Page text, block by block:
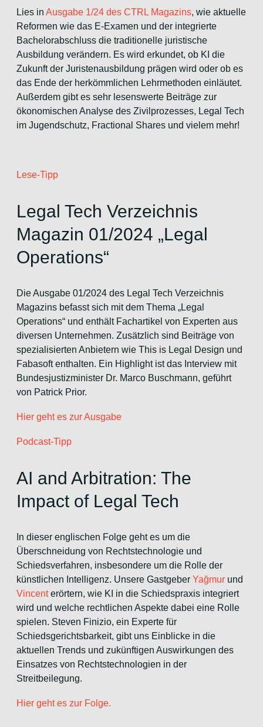
Lies in Ausgabe 1/24 des CTRL Magazins, wie aktuelle
Reformen wie das E-Examen und der integrierte
Bachelorabschluss die traditionelle juristische
Ausbildung verändern. Es wird erkundet, ob KI die
Zukunft der Juristenausbildung prägen wird oder ob es
das Ende der herkömmlichen Lehrmethoden einläutet.
Außerdem gibt es sehr lesenswerte Beiträge zur
ökonomischen Analyse des Zivilprozesses, Legal Tech
im Jugendschutz, Fractional Shares und vielem mehr!
Lese-Tipp
Legal Tech Verzeichnis
Magazin 01/2024 „Legal
Operations“
Die Ausgabe 01/2024 des Legal Tech Verzeichnis
Magazins befasst sich mit dem Thema „Legal
Operations“ und enthält Fachartikel von Experten aus
diversen Unternehmen. Zusätzlich sind Beiträge von
spezialisierten Anbietern wie This is Legal Design und
Fabasoft enthalten. Ein Highlight ist das Interview mit
Bundesjustizminister Dr. Marco Buschmann, geführt
von Patrick Prior.
Hier geht es zur Ausgabe
Podcast-Tipp
AI and Arbitration: The
Impact of Legal Tech
In dieser englischen Folge geht es um die
Überschneidung von Rechtstechnologie und
Schiedsverfahren, insbesondere um die Rolle der
künstlichen Intelligenz. Unsere Gastgeber Yağmur und
Vincenterörtern, wie KI in die Schiedspraxis integriert
wird und welche rechtlichen Aspekte dabei eine Rolle
spielen. Steven Finizio, ein Experte für
Schiedsgerichtsbarkeit, gibt uns Einblicke in die
aktuellen Trends und zukünftigen Auswirkungen des
Einsatzes von Rechtstechnologien in der
Streitbeilegung.
Hier geht es zur Folge.